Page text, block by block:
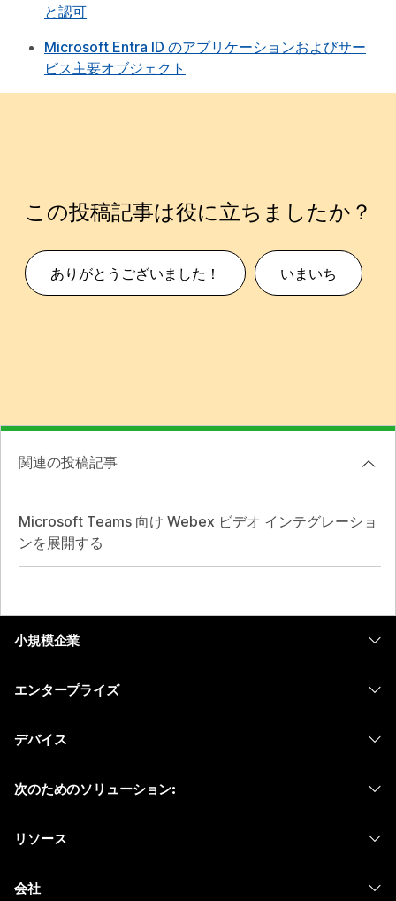
と認可
Microsoft Entra ID のアプリケーションおよびサー
ビス主要オブジェクト
この投稿記事は役に立ちましたか？
ありがとうございました！ いまいち
関連の投稿記事
Microsoft Teams 向け Webex ビデオ インテグレーショ
ンを展開する
小規模企業
エンタープライズ
Meetings
デバイス
次のためのソリューション:
リソース
会社